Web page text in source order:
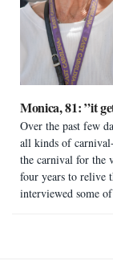
Monica, 81: ”it
Over the past few
all kinds of
the carnival for the
four years to relive
interviewed some